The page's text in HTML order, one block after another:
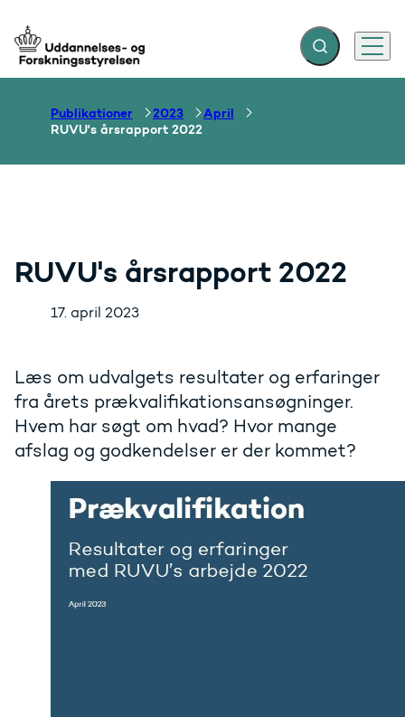
Gå til forsiden Fold søgefelt ud
Menu
Publikationer 2023
April
RUVU's årsrapport 2022
RUVU's årsrapport 2022
17. april 2023
Læs om udvalgets resultater og erfaringer
fra årets prækvalifikationsansøgninger.
Hvem har søgt om hvad? Hvor mange
afslag og godkendelser er der kommet?